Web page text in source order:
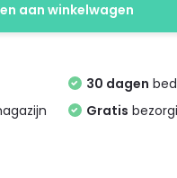
aan winkelwagen
30 dagen
Gratis